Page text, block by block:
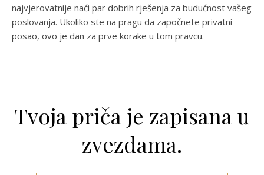
najvjerovatnije naći par dobrih rješenja za budućnost vašeg
poslovanja. Ukoliko ste na pragu da započnete privatni
posao, ovo je dan za prve korake u tom pravcu.
Tvoja priča je zapisana u
zvezdama.